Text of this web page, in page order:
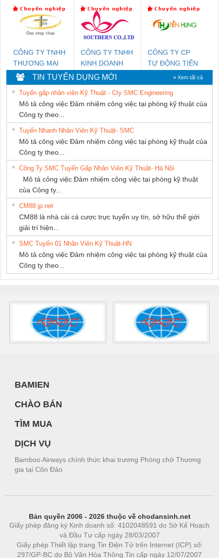
THUẬT ĐIỆN CƠ
GIA HƯNG PHÁT
SUPPLY
CÔNG TY TNHH
THƯƠNG MẠI
THIÊN ÂN VIỆT
NAM
CÔNG TY TNHH
KINH DOANH
DỊCH VỤ XNK
PHƯƠNG NAM
CÔNG TY CP
TỰ ĐỘNG TIẾN
TIN TUYỂN DỤNG MỚI » Xem tất cả
Tuyển gấp nhân viên Kỹ Thuật - Cty SMC Engineering
Mô tả công việc Đảm nhiệm công việc tại phòng kỹ thuật của
Công ty theo...
Tuyển Nhanh Nhân Viên Kỹ Thuật- SMC
Mô tả công việc Đảm nhiệm công việc tại phòng kỹ thuật của
Công ty theo...
Công Ty SMC Tuyển Gấp Nhân Viên Kỹ Thuật- Hà Nội
Mô tả công việc Đảm nhiệm công việc tại phòng kỹ thuật
của Công ty...
CM88 jp net
CM88 là nhà cái cá cược trực tuyến uy tín, sở hữu thế giới
giải trí hiện...
SMC Tuyển 01 Nhân Viên Kỹ Thuật-HN
Mô tả công việc Đảm nhiệm công việc tại phòng kỹ thuật của
Công ty theo...
BAMIEN
CHÀO BÁN
TÌM MUA
DỊCH VỤ
Bamboo Airways chính thức khai trương Phòng chờ Thương
gia tại Côn Đảo
Bản quyền 2006 - 2026 thuộc về chodansinh.net
Giấy phép đăng ký Kinh doanh số: 4102048591 do Sở Kế Hoạch
và Đầu Tư cấp ngày 28/03/2007
Giấy phép Thiết lập trang Tin Điện Tử trên Internet (ICP) số:
297/GP-BC do Bộ Văn Hóa Thông Tin cấp ngày 12/07/2007